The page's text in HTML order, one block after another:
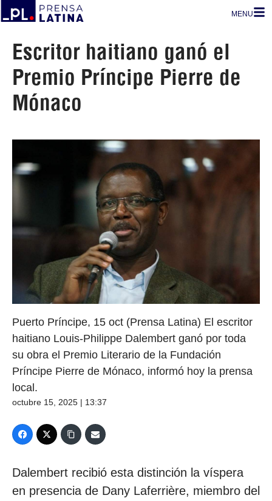
MENU
Escritor haitiano ganó el
Premio Príncipe Pierre de
Mónaco
Puerto Príncipe, 15 oct (Prensa Latina) El escritor
haitiano Louis-Philippe Dalembert ganó por toda
su obra el Premio Literario de la Fundación
Príncipe Pierre de Mónaco, informó hoy la prensa
local.
octubre 15, 2025 | 13:37
Dalembert recibió esta distinción la víspera
en presencia de Dany Laferrière, miembro del